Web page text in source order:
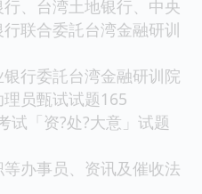
、台湾土地银行、中央
联合委託台湾金融研训
行委託台湾金融研训院
员甄试试题165
试「资?处?大意」试题
办事员、资讯及催收法